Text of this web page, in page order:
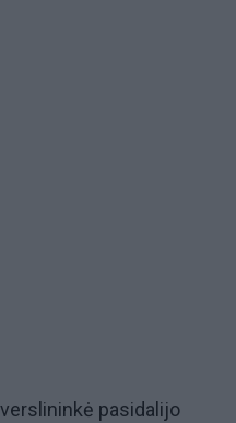
pasidalijo